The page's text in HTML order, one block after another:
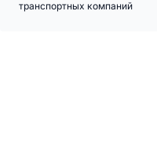
транспортных компаний